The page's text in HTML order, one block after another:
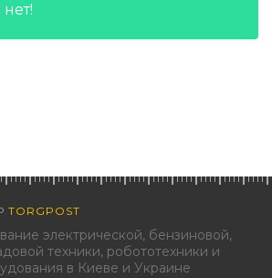
TORGPOST
электрической, бензиновой,
техники, робототехники и
в Киеве и Украине